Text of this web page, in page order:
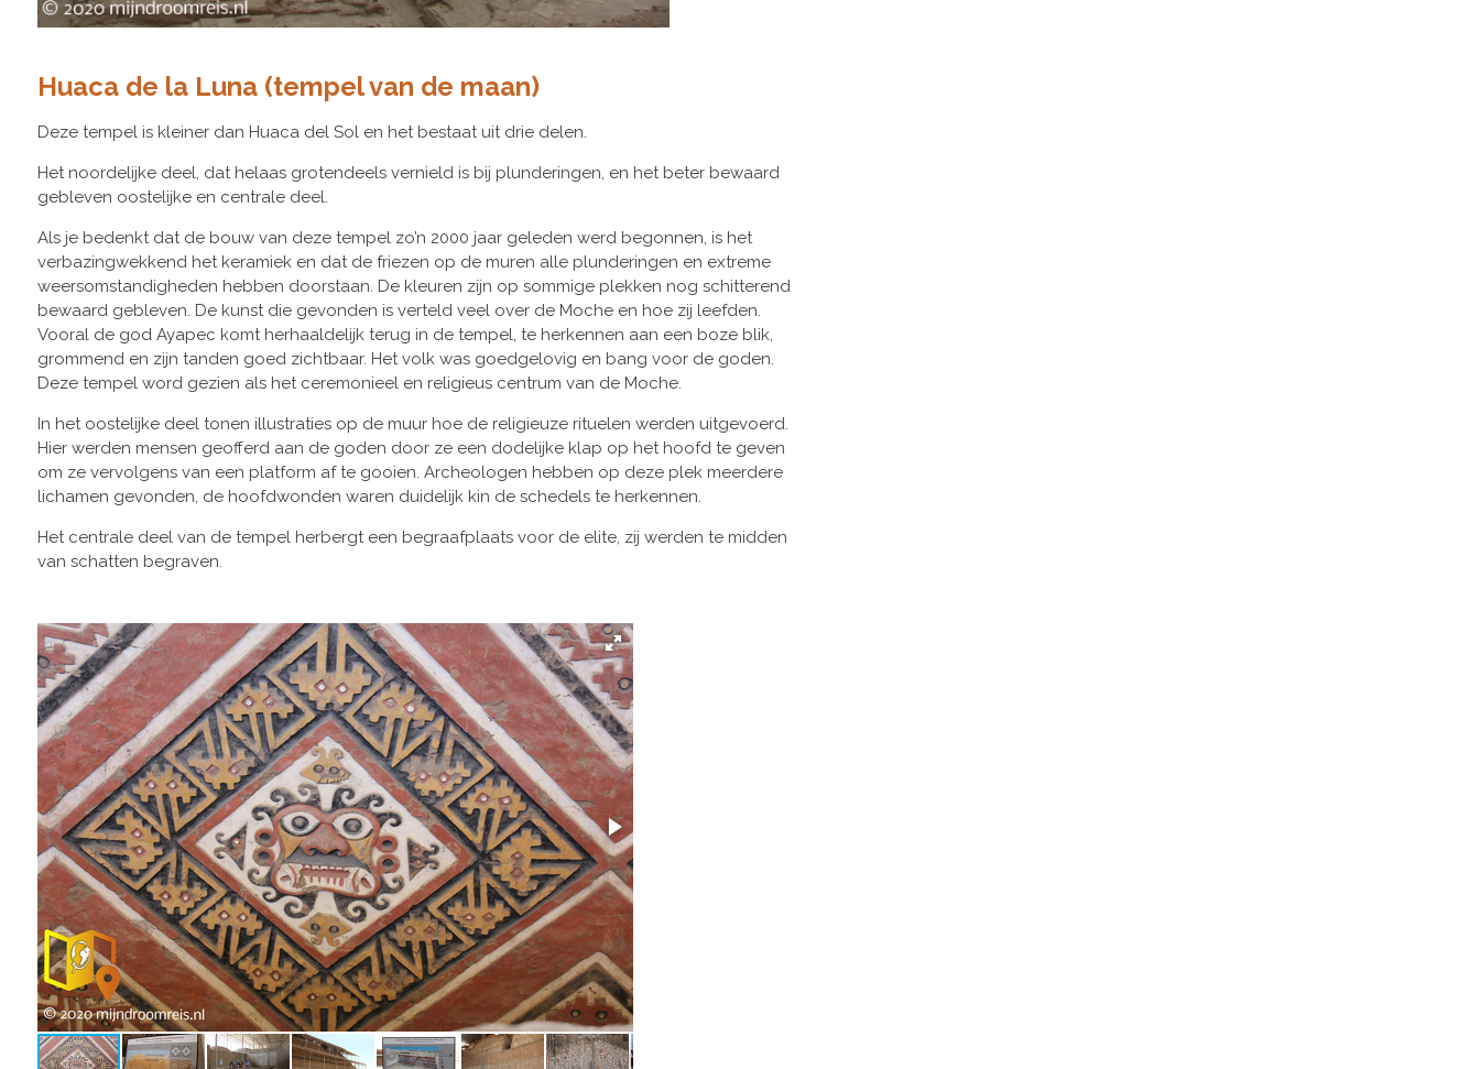
Huaca de la Luna (tempel van de maan)
Deze tempel is kleiner dan Huaca del Sol en het bestaat uit drie delen.
Het noordelijke deel, dat helaas grotendeels vernield is bij plunderingen, en het beter bewaard
gebleven oostelijke en centrale deel.
Als je bedenkt dat de bouw van deze tempel zo’n 2000 jaar geleden werd begonnen, is het
verbazingwekkend het keramiek en dat de friezen op de muren alle plunderingen en extreme
weersomstandigheden hebben doorstaan. De kleuren zijn op sommige plekken nog schitterend
bewaard gebleven. De kunst die gevonden is verteld veel over de Moche en hoe zij leefden.
Vooral de god Ayapec komt herhaaldelijk terug in de tempel, te herkennen aan een boze blik,
grommend en zijn tanden goed zichtbaar. Het volk was goedgelovig en bang voor de goden.
Deze tempel word gezien als het ceremonieel en religieus centrum van de Moche.
In het oostelijke deel tonen illustraties op de muur hoe de religieuze rituelen werden uitgevoerd.
Hier werden mensen geofferd aan de goden door ze een dodelijke klap op het hoofd te geven
om ze vervolgens van een platform af te gooien. Archeologen hebben op deze plek meerdere
lichamen gevonden, de hoofdwonden waren duidelijk kin de schedels te herkennen.
Het centrale deel van de tempel herbergt een begraafplaats voor de elite, zij werden te midden
van schatten begraven.